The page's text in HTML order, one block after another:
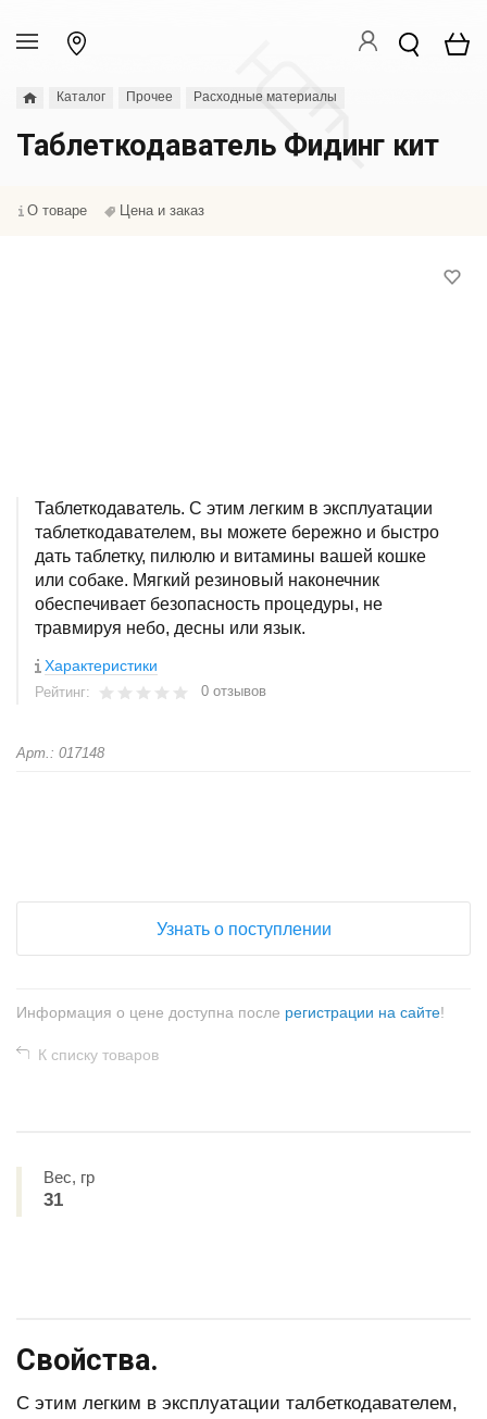
Каталог Прочее Расходные материалы
Таблеткодаватель Фидинг кит
О товаре Цена и заказ
Таблеткодаватель. C этим легким в эксплуатации
таблеткодавателем, вы можете бережно и быстро
дать таблетку, пилюлю и витамины вашей кошке
или собаке. Мягкий резиновый наконечник
обеспечивает безопасность процедуры, не
травмируя небо, десны или язык.
Характеристики
Рейтинг: 0 отзывов
Арт.: 017148
Узнать о поступлении
Информация о цене доступна после регистрации на сайте!
К списку товаров
Вес, гр
31
Свойства.
C этим легким в эксплуатации талбеткодавателем,